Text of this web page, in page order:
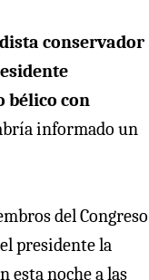
conservador
bélico con
informado un
del Congreso
presidente la
esta noche a las